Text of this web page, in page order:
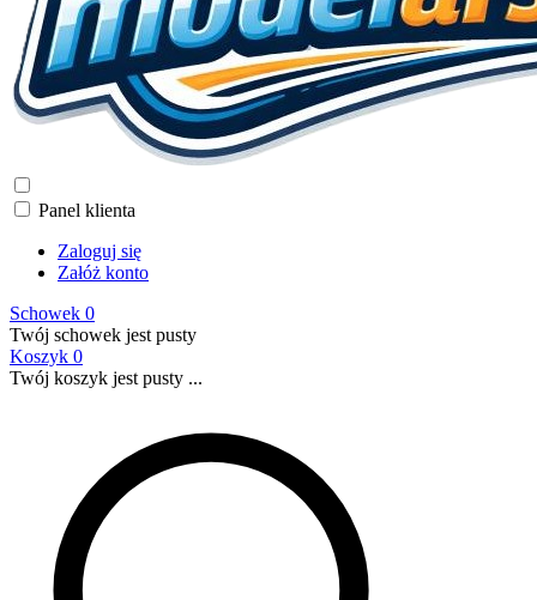
Panel klienta
Zaloguj się
Załóż konto
Schowek 0
Twój schowek jest pusty
Koszyk 0
Twój koszyk jest pusty ...